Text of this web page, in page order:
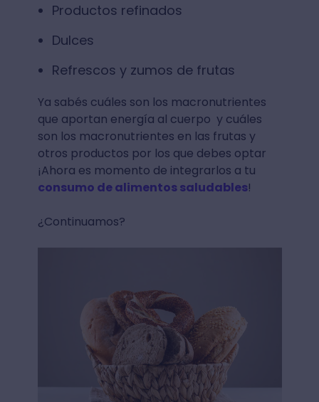
Productos refinados⁣
Dulces⁣
Refrescos y zumos de frutas⁣
Ya sabés cuáles son los macronutrientes
que aportan energía al cuerpo y cuáles
son los macronutrientes en las frutas y
otros productos por los que debes optar
¡Ahora es momento de integrarlos a tu
consumo de alimentos saludables!
¿Continuamos?